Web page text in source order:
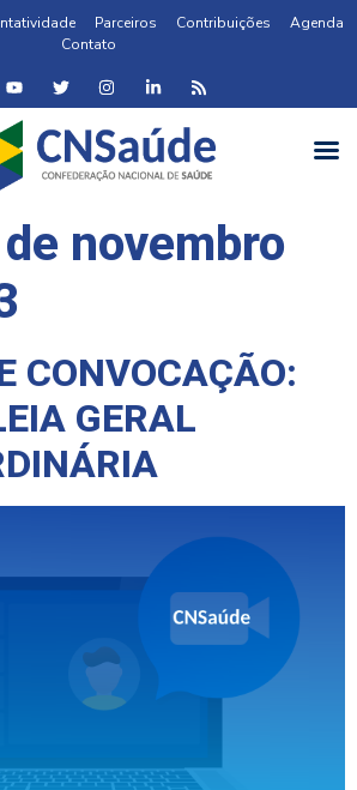
Parceiros Contribuições
Agenda
Contato
novembro
CONVOCAÇÃO:
GERAL